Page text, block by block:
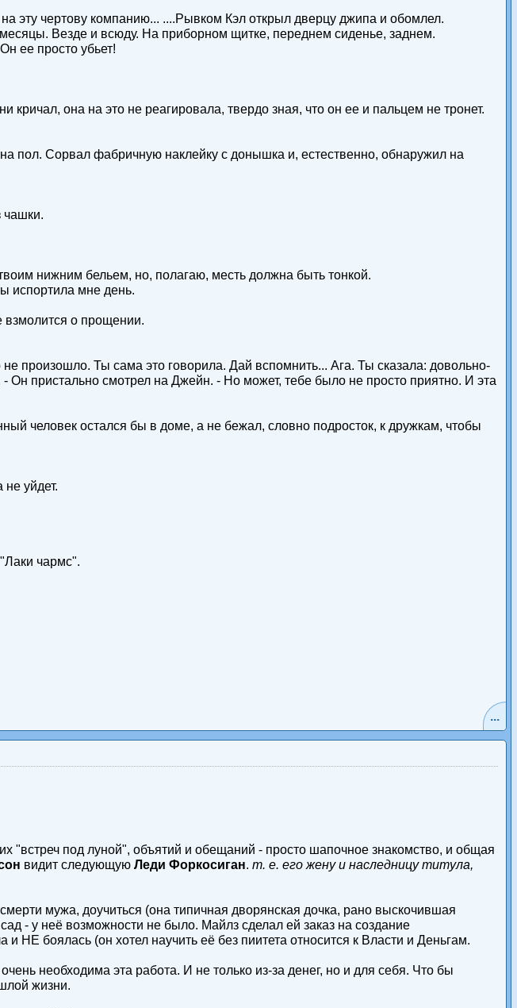
эту чертову компанию... ....Рывком Кэл открыл дверцу джипа и обомлел.
Везде и всюду. На приборном щитке, переднем сиденье, заднем.
ее просто убьет!
она на это не реагировала, твердо зная, что он ее и пальцем не тронет.
пол. Сорвал фабричную наклейку с донышка и, естественно, обнаружил на
чашки.
нижним бельем, но, полагаю, месть должна быть тонкой.
испортила мне день.
взмолится о прощении.
произошло. Ты сама это говорила. Дай вспомнить... Ага. Ты сказала: довольно-
пристально смотрел на Джейн. - Но может, тебе было не просто приятно. И эта
человек остался бы в доме, а не бежал, словно подросток, к дружкам, чтобы
уйдет.
чармс".
...
"встреч под луной", объятий и обещаний - просто шапочное знакомство, и общая
видит следующую Леди Форкосиган. т. е. его жену и наследницу титула,
мужа, доучиться (она типичная дворянская дочка, рано выскочившая
- у неё возможности не было. Майлз сделал ей заказ на создание
боялась (он хотел научить её без пиитета относится к Власти и Деньгам.
необходима эта работа. И не только из-за денег, но и для себя. Что бы
жизни.